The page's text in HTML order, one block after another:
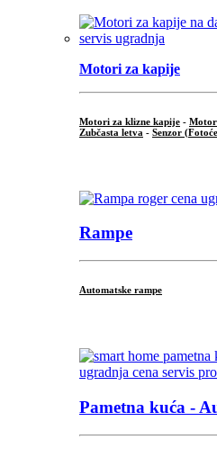
Motori za kapije
Motori za klizne kapije -
Zubčasta letva - Senzor
Rampe
Automatske rampe
Pametna kuća -